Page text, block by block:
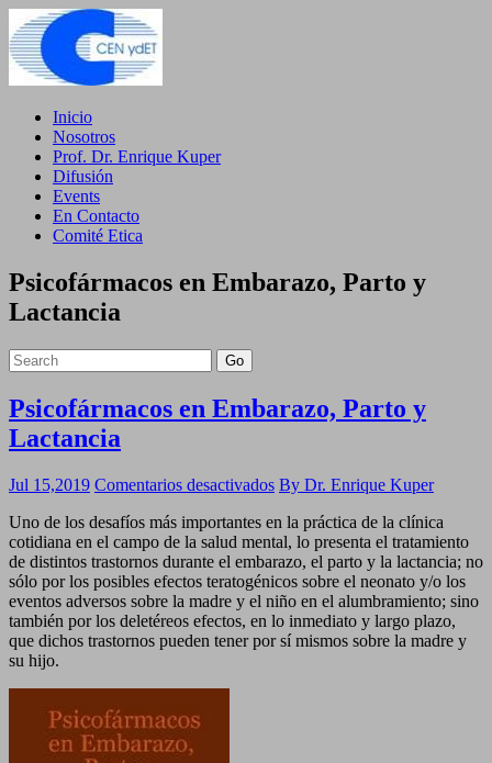
Inicio
Nosotros
Prof. Dr. Enrique Kuper
Difusión
Events
En Contacto
Comité Etica
Psicofármacos en Embarazo, Parto y
Lactancia
Go
Psicofármacos en Embarazo, Parto y
Lactancia
Jul 15,2019 Comentarios desactivadosen
en
Embarazo,
Parto
y
Lactancia
By Dr. Enrique Kuper
Uno de los desafíos más importantes en la práctica de la clínica
cotidiana en el campo de la salud mental, lo presenta el tratamiento
de distintos trastornos durante el embarazo, el parto y la lactancia; no
sólo por los posibles efectos teratogénicos sobre el neonato y/o los
eventos adversos sobre la madre y el niño en el alumbramiento; sino
también por los deletéreos efectos, en lo inmediato y largo plazo,
que dichos trastornos pueden tener por sí mismos sobre la madre y
su hijo.